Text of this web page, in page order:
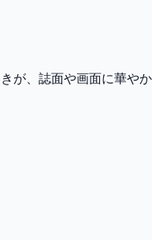
が、誌面や画面に華やか